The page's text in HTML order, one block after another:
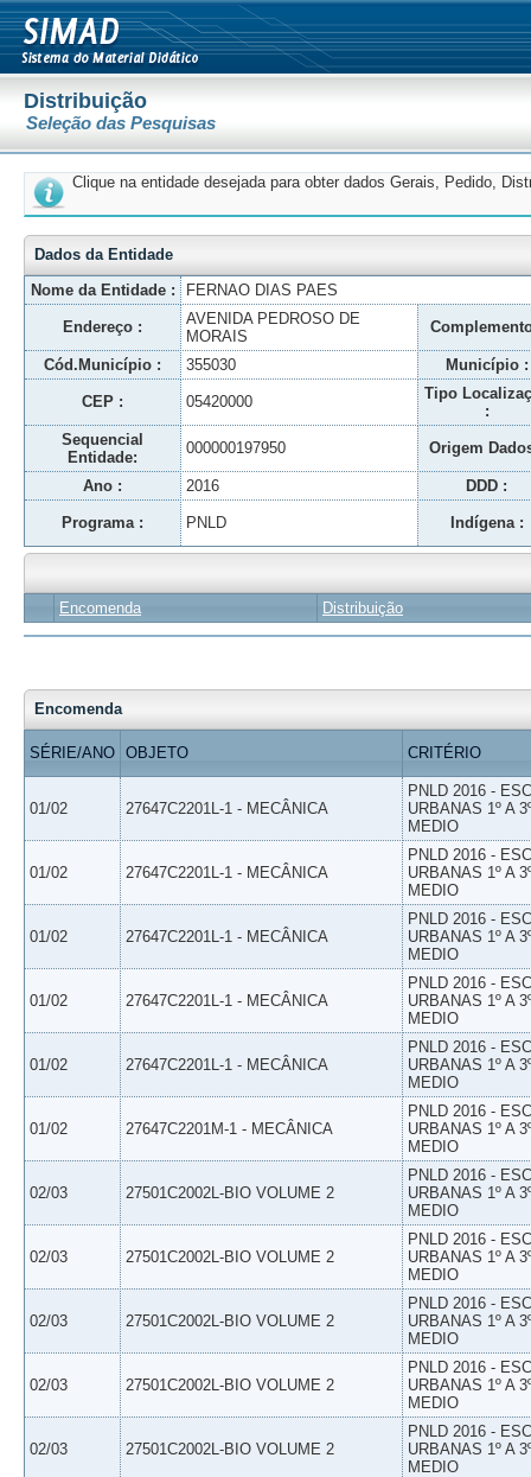
Distribuição
Seleção das Pesquisas
Clique na entidade desejada para obter dados Gerais, Pedido,
Dados da Entidade
Nome da Entidade :
FERNAO DIAS PAES
Endereço :
AVENIDA PEDROSO DE
MORAIS
Cód.Município : 355030 Município :
CEP : 05420000
Tipo
:
Sequencial
Entidade:
000000197950 Origem
Ano : 2016 DDD :
Programa : PNLD Indígena :
Encomenda Distribuição
Encomenda
SÉRIE/ANO OBJETO CRITÉRIO
01/02 27647C2201L-1 - MECÂNICA
PNLD 2016 -
URBANAS 1º A
MEDIO
01/02 27647C2201L-1 - MECÂNICA
PNLD 2016 -
URBANAS 1º A
MEDIO
01/02 27647C2201L-1 - MECÂNICA
PNLD 2016 -
URBANAS 1º A
MEDIO
01/02 27647C2201L-1 - MECÂNICA
PNLD 2016 -
URBANAS 1º A
MEDIO
01/02 27647C2201L-1 - MECÂNICA
PNLD 2016 -
URBANAS 1º A
MEDIO
01/02 27647C2201M-1 - MECÂNICA
PNLD 2016 -
URBANAS 1º A
MEDIO
02/03 27501C2002L-BIO VOLUME 2
PNLD 2016 -
URBANAS 1º A
MEDIO
02/03 27501C2002L-BIO VOLUME 2
PNLD 2016 -
URBANAS 1º A
MEDIO
02/03 27501C2002L-BIO VOLUME 2
PNLD 2016 -
URBANAS 1º A
MEDIO
02/03 27501C2002L-BIO VOLUME 2
PNLD 2016 -
URBANAS 1º A
MEDIO
02/03 27501C2002L-BIO VOLUME 2
PNLD 2016 -
URBANAS 1º A
MEDIO